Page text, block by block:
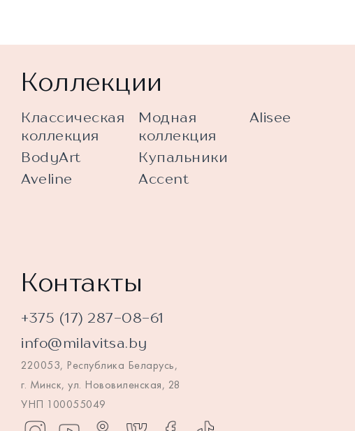
Коллекции
Классическая
коллекция
BodyArt
Aveline
Модная
коллекция
Купальники
Accent
Alisee
Контакты
+375 (17) 287-08-61
info@milavitsa.by
220053, Республика Беларусь,
г. Минск, ул. Нововиленская, 28
УНП 100055049